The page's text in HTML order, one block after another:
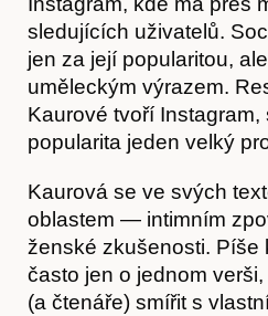
sledujících uživatelů.
jen za její popularitou,
uměleckým výrazem.
Kaurové tvoří Instagram,
popularita jeden velký
Kaurová se ve svých
oblastem — intimním
ženské zkušenosti. Píše
často jen o jednom
(a čtenáře) smířit s